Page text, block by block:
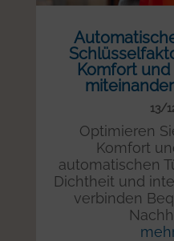
Komfort
13/
Optimieren
Komfort
automatischen
Dichtheit und
verbinden